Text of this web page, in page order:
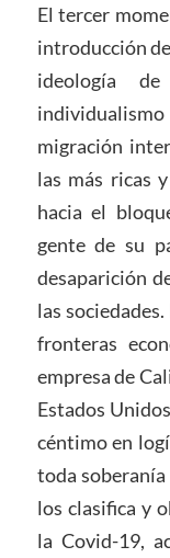
El tercer
introducción
ideología
migración
las más ricas
hacia el
gente de su
desaparición
las
fronteras
empresa de
Estados
céntimo en
toda soberanía
los clasifica y
la Covid-19,